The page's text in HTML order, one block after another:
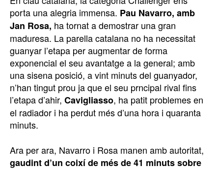
porta una alegria immensa. Pau Navarro, amb
Jan Rosa, ha tornat a demostrar una gran
maduresa. La parella catalana no ha necessitat
guanyar l’etapa per augmentar de forma
exponencial el seu avantatge a la general; amb
una sisena posició, a vint minuts del guanyador,
n’han tingut prou ja que el seu prncipal rival fins
l’etapa d’ahir, Cavigliasso, ha patit problemes en
el radiador i ha perdut més d’una hora i quaranta
minuts.
Ara per ara, Navarro i Rosa manen amb autoritat,
gaudint d’un coixí de més de 41 minuts sobre